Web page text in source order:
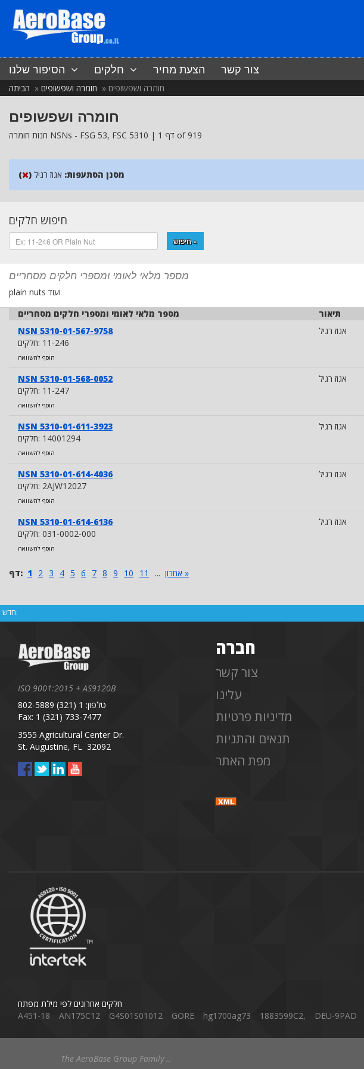
הצעת מחיר צור קשר
הביתה חומרה ושפשופים חומרה ושפשופים
חומרה ושפשופים
חנות חומרה NSNs - FSG 53, FSC 5310 | דף 1 of 919
( ) מסנן הסתעפות: אגוז רגיל
חיפוש חלקים
חיפוש »
מספר מלאי לאומי ומספרי חלקים מסחריים
plain nuts ועוד
מספר מלאי לאומי ומספרי חלקים מסחריים
תיאור
NSN 5310-01-567-9758
חלקים: 11-246
הוסף להשוואה
אגוז רגיל
NSN 5310-01-568-0052
חלקים: 11-247
הוסף להשוואה
אגוז רגיל
NSN 5310-01-611-3923
חלקים: 14001294
הוסף להשוואה
אגוז רגיל
NSN 5310-01-614-4036
חלקים: 2AJW12027
הוסף להשוואה
אגוז רגיל
NSN 5310-01-614-6136
חלקים: 031-0002-000
הוסף להשוואה
אגוז רגיל
דף: 1 2 3 4 5 6 7 8 9 10 11 ... אחרון »
חדש:
ISO 9001:2015 + AS9120B
טלפון: 1 (321) 802-5889
Fax: 1 (321) 733-7477
3555 Agricultural Center Dr.
St. Augustine, FL 32092
חברה
צור קשר
עלינו
מדיניות פרטיות
תנאים והתניות
מפת האתר
חלקים אחרונים לפי מילת מפתח
A451-18
AN175C12 G4S01S01012 GORE hg1700ag73 1883599C2, DEU-9PAD
The AeroBase Group Family ..